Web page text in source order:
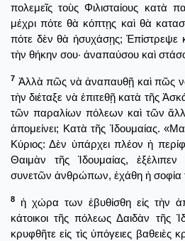
πολεμεῖς τοὺς Φιλισταίους κατὰ
μέχρι πότε θὰ κόπτῃς καὶ θὰ
πότε δὲν θὰ ἠσυχάσῃς; Ἐπίστρεψε
τὴν θήκην σου· ἀναπαύσου καὶ
7 Ἀλλὰ πῶς νὰ ἀναπαυθῇ καὶ πῶς
τὴν διέταξε νὰ ἐπιτεθῇ κατὰ τῆς
τῶν παραλίων πόλεων καὶ τῶν
ἀπομείνει; Κατὰ τῆς Ἰδουμαίας.
Κύριος: Δὲν ὑπάρχει πλέον ἡ
Θαιμὰν τῆς Ἰδουμαίας,
συνετῶν ἀνθρώπων, ἐχάθη ἡ σοφία
8
ἡ χώρα των ἐβυθίσθη εἰς τὴν
κάτοικοι τῆς πόλεως Δαιδὰν τῆς
κρυφθῆτε εἰς τὶς ὑπόγειες βαθειὲς